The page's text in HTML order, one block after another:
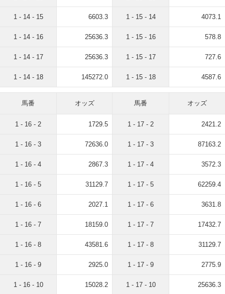
1 - 14 - 15 6603.3
1 - 14 - 16 25636.3
1 - 14 - 17 25636.3
1 - 14 - 18 145272.0
1 - 15 - 14 4073.1
1 - 15 - 16 578.8
1 - 15 - 17 727.6
1 - 15 - 18 4587.6
馬番 オッズ
1 - 16 - 2 1729.5
1 - 16 - 3 72636.0
1 - 16 - 4 2867.3
1 - 16 - 5 31129.7
1 - 16 - 6 2027.1
1 - 16 - 7 18159.0
1 - 16 - 8 43581.6
1 - 16 - 9 2925.0
1 - 16 - 10 15028.2
馬番 オッズ
1 - 17 - 2 2421.2
1 - 17 - 3 87163.2
1 - 17 - 4 3572.3
1 - 17 - 5 62259.4
1 - 17 - 6 3631.8
1 - 17 - 7 17432.7
1 - 17 - 8 31129.7
1 - 17 - 9 2775.9
1 - 17 - 10 25636.3